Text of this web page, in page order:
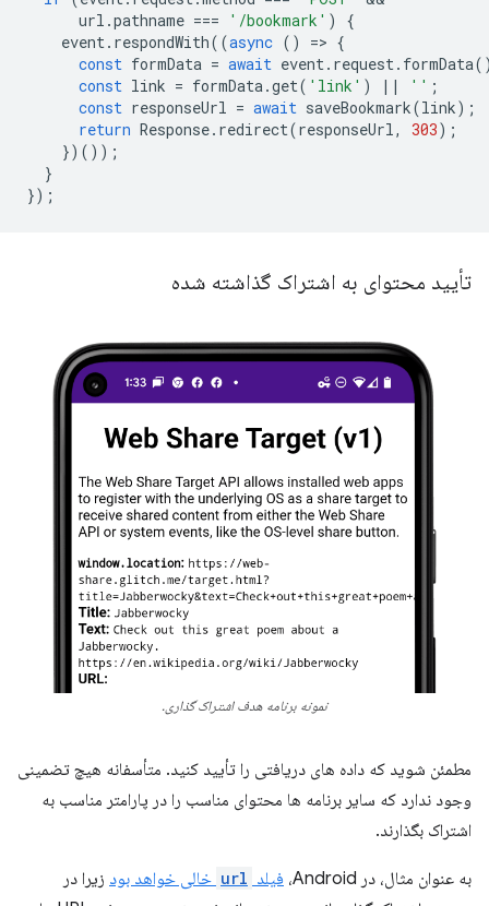
url .pathname === '/bookmark' )
{
event. respondWith((async () => {
const formData = await event. request. formData
const link = formData.get( 'link' ) || '' ;
const responseUrl = await saveBookmark(link);
return Response. redirect(responseUrl, 303);
})());
}
});
تأیید محتوای به اشتراک گذاشته شده
نمونه برنامه هدف اشتراک گذاری.
مطمئن شوید که داده های دریافتی را تأیید کنید. متأسفانه هیچ تضمینی
وجود ندارد که سایر برنامه ها محتوای مناسب را در پارامتر مناسب به
اشتراک بگذارند.
به عنوان مثال، در Android، فیلد url خالی خواهد بود زیرا در